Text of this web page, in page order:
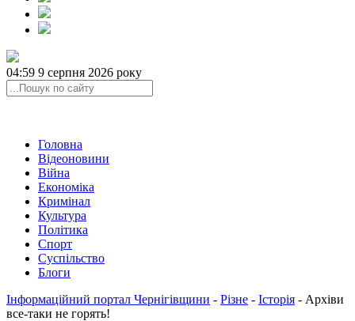
04:59 9 серпня 2026 року
Головна
Відеоновини
Війна
Економіка
Кримінал
Культура
Політика
Спорт
Суспільство
Блоги
Інформаційний портал Чернігівщини - Різне - Історія - Архіви
все-таки не горять!